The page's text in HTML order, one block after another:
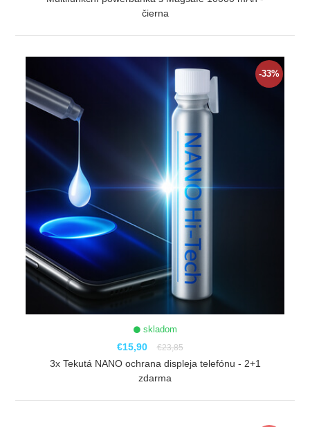
ZOBRAZIŤ
čierna
-33%
skladom
€15,90 €23,85
3x Tekutá NANO ochrana displeja telefónu - 2+1
zdarma